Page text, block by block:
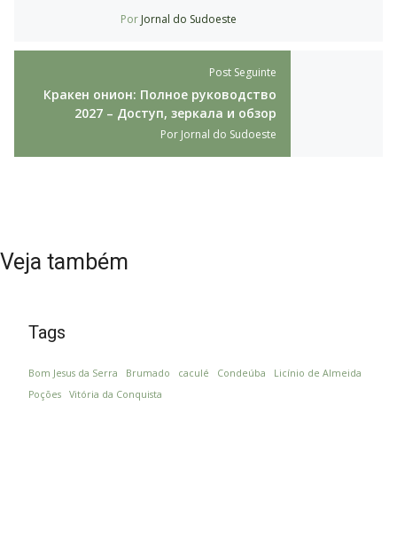
Por Jornal do Sudoeste
Post Seguinte
Кракен онион: Полное руководство
2027 – Доступ, зеркала и обзор
Por Jornal do Sudoeste
Veja também
Tags
Bom Jesus da Serra Brumado caculé Condeúba
Licínio de Almeida
Poções
Vitória da Conquista